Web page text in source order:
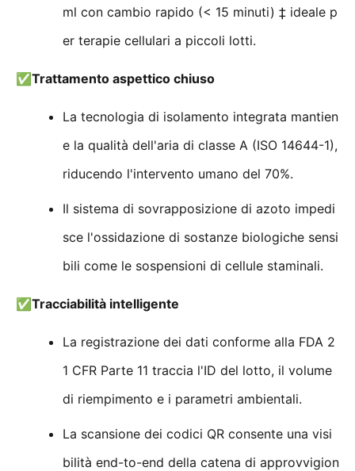
ml con cambio rapido (< 15 minuti) ‡ ideale p
er terapie cellulari a piccoli lotti.
✅Trattamento aspettico chiuso
La tecnologia di isolamento integrata mantien
e la qualità dell'aria di classe A (ISO 14644-1),
riducendo l'intervento umano del 70%.
Il sistema di sovrapposizione di azoto impedi
sce l'ossidazione di sostanze biologiche sensi
bili come le sospensioni di cellule staminali.
✅Tracciabilità intelligente
La registrazione dei dati conforme alla FDA 2
1 CFR Parte 11 traccia l'ID del lotto, il volume
di riempimento e i parametri ambientali.
La scansione dei codici QR consente una visi
bilità end-to-end della catena di approvvigion